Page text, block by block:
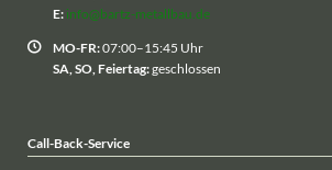
E: info@bartz-metallbau.de
MO-FR:07:00–15:45 Uhr
SA, SO, Feiertag:geschlossen
Call-Back-Service